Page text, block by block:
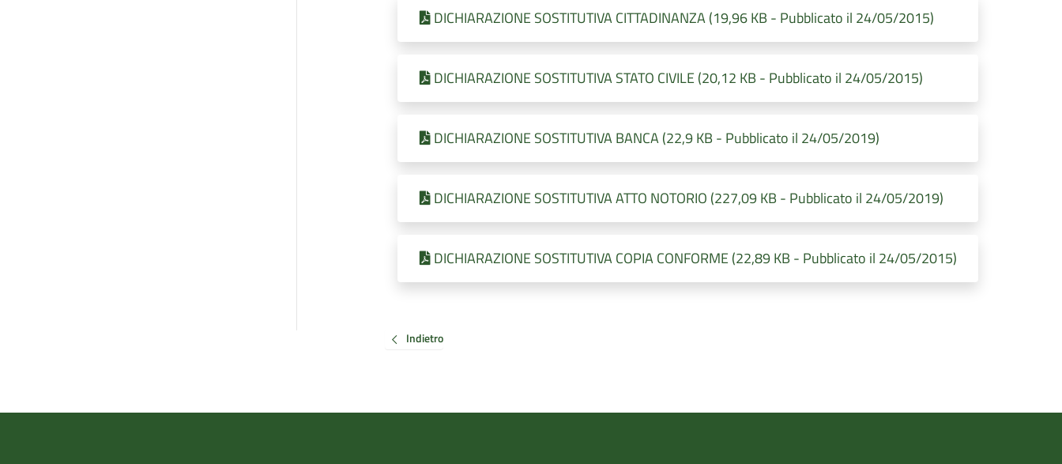
DICHIARAZIONE SOSTITUTIVA CITTADINANZA (19,96 KB - Pubblicato il 24/05/2015)
DICHIARAZIONE SOSTITUTIVA STATO CIVILE (20,12 KB - Pubblicato il 24/05/2015)
DICHIARAZIONE SOSTITUTIVA BANCA (22,9 KB - Pubblicato il 24/05/2019)
DICHIARAZIONE SOSTITUTIVA ATTO NOTORIO (227,09 KB - Pubblicato il 24/05/2019)
DICHIARAZIONE SOSTITUTIVA COPIA CONFORME (22,89 KB - Pubblicato il 24/05/2015)
Indietro